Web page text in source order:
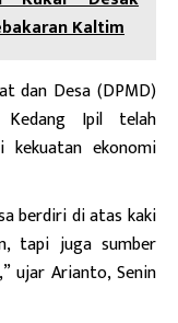
Kaltim
dan Desa (DPMD)
Kedang Ipil telah
kekuatan ekonomi
berdiri di atas kaki
tapi juga sumber
ujar Arianto, Senin